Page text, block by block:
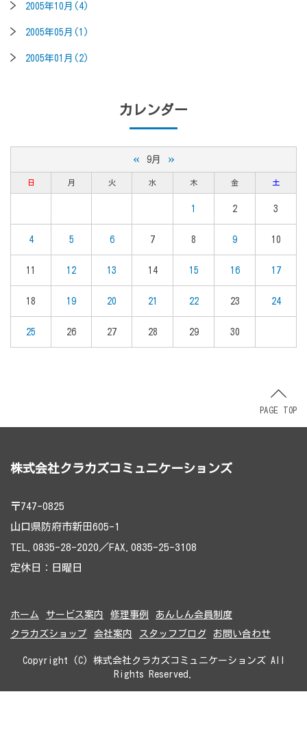
2005年10月(4)
2005年05月(1)
2005年01月(2)
カレンダー
« 9月 »
日 月 火 水 木 金 土
1 2 3
4 5 6 7 8 9 10
11 12 13 14 15 16 17
18 19 20 21 22 23 24
25 26 27 28 29 30
PAGE TOP
株式会社クラカズコミュニケーションズ
〒747-0825
山口県防府市新田605-1
TEL.0835-28-2020／FAX.0835-25-3108
定休日：日曜日
ホーム サービス案内 修理事例
あんしん会員制度
クラカズショップ
会社案内 スタッフブログ お問い合わせ
Copyright (C) 株式会社クラカズコミュニケーションズ All
Rights Reserved.